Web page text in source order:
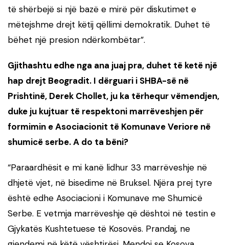
të shërbejë si një bazë e mirë për diskutimet e
mëtejshme drejt këtij qëllimi demokratik. Duhet të
bëhet një presion ndërkombëtar”.
Gjithashtu edhe nga ana juaj pra, duhet të ketë një
hap drejt Beogradit. I dërguari i SHBA-së në
Prishtinë, Derek Chollet, ju ka tërhequr vëmendjen,
duke ju kujtuar të respektoni marrëveshjen për
formimin e Asociacionit të Komunave Veriore në
shumicë serbe. A do ta bëni?
“Paraardhësit e mi kanë lidhur 33 marrëveshje në
dhjetë vjet, në bisedime në Bruksel. Njëra prej tyre
është edhe Asociacioni i Komunave me Shumicë
Serbe. E vetmja marrëveshje që dështoi në testin e
Gjykatës Kushtetuese të Kosovës. Prandaj, ne